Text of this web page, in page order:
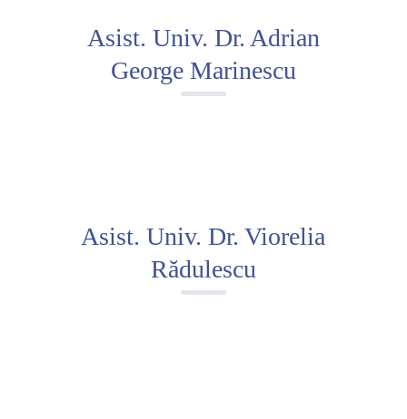
Asist. Univ. Dr. Adrian
George Marinescu
Asist. Univ. Dr. Viorelia
Rădulescu